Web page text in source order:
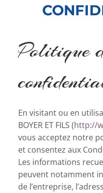
Politique
En visitant ou en
BOYER ET FILS (http://
vous acceptez notre
et consentez aux
Les informations
peuvent notamment
de l’entreprise,